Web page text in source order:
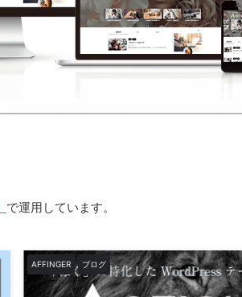
で運用しています。
AFFINGER ブログ